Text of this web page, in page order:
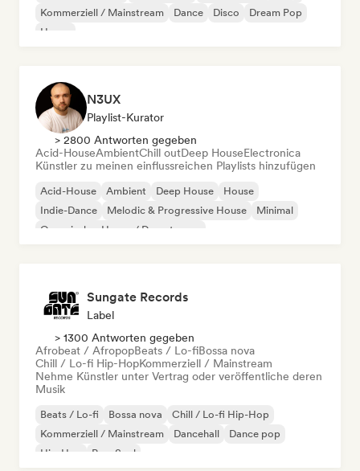
Kommerziell / Mainstream
Dance Disco
Dream Pop
House
N3UX
Playlist-Kurator
> 2800 Antworten gegeben
Acid-HouseAmbientChill outDeep HouseElectronica
Künstler zu meinen einflussreichen Playlists hinzufügen
Acid-House Ambient Deep House
House
Indie-Dance
Melodic & Progressive House
Minimal
Organischer House / Downtempo
Sungate Records
Label
> 1300 Antworten gegeben
Afrobeat / AfropopBeats / Lo-fiBossa nova
Chill / Lo-fi Hip-HopKommerziell / Mainstream
Nehme Künstler unter Vertrag oder veröffentliche deren
Musik
Beats / Lo-fi Bossa nova
Chill / Lo-fi Hip-Hop
Kommerziell / Mainstream
Dancehall
Dance pop
Hip-Hop
Pop-Soul